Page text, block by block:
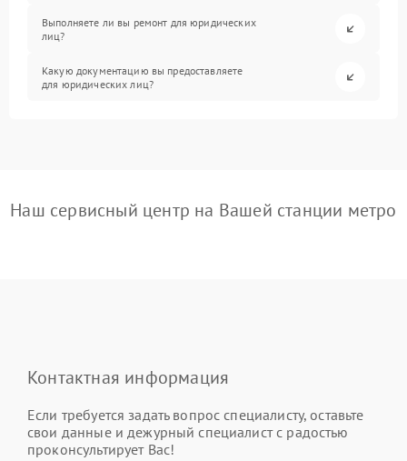
Выполняете ли вы ремонт для юридических
лиц?
Какую документацию вы предоставляете
для юридических лиц?
Наш сервисный центр на Вашей станции метро
Контактная информация
Если требуется задать вопрос специалисту, оставьте
свои данные и дежурный специалист с радостью
проконсультирует Вас!